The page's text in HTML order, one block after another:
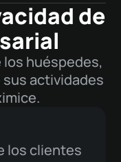
de
huéspedes,
actividades
los clientes